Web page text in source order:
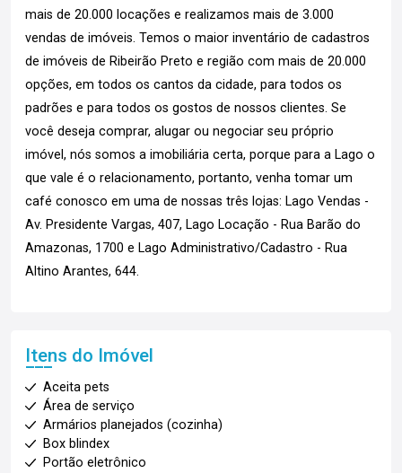
mais de 20.000 locações e realizamos mais de 3.000
vendas de imóveis. Temos o maior inventário de cadastros
de imóveis de Ribeirão Preto e região com mais de 20.000
opções, em todos os cantos da cidade, para todos os
padrões e para todos os gostos de nossos clientes. Se
você deseja comprar, alugar ou negociar seu próprio
imóvel, nós somos a imobiliária certa, porque para a Lago o
que vale é o relacionamento, portanto, venha tomar um
café conosco em uma de nossas três lojas: Lago Vendas -
Av. Presidente Vargas, 407, Lago Locação - Rua Barão do
Amazonas, 1700 e Lago Administrativo/Cadastro - Rua
Altino Arantes, 644.
Itens do Imóvel
Aceita pets
Área de serviço
Armários planejados (cozinha)
Box blindex
Portão eletrônico